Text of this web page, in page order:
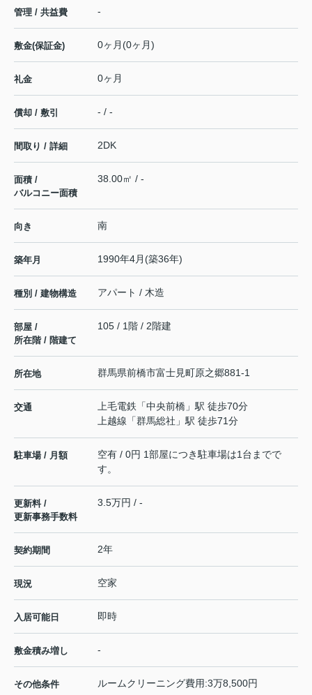
管理 / 共益費 -
敷金(保証金) 0ヶ月(0ヶ月)
礼金 0ヶ月
償却 / 敷引 - / -
間取り / 詳細 2DK
面積 /
バルコニー面積
38.00㎡ / -
向き 南
築年月 1990年4月(築36年)
種別 / 建物構造 アパート / 木造
部屋 /
所在階 / 階建て
105 / 1階 / 2階建
所在地 群馬県前橋市富士見町原之郷881-1
交通 上毛電鉄 「中央前橋 」駅 徒歩70分
上越線 「群馬総社 」駅 徒歩71分
駐車場 / 月額
空有 / 0円 1部屋につき駐車場は1台までで
す。
更新料 /
更新事務手数料
3.5万円 / -
契約期間 2年
現況 空家
入居可能日 即時
敷金積み増し -
その他条件 ルームクリーニング費用:3万8,500円